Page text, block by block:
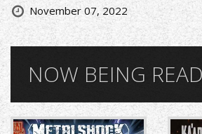
November 07, 2022
NOW BEING READ